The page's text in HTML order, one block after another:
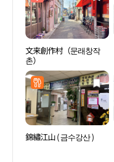
文来創作村（문래창작
촌）
錦繡江山 ( 금수강산 )